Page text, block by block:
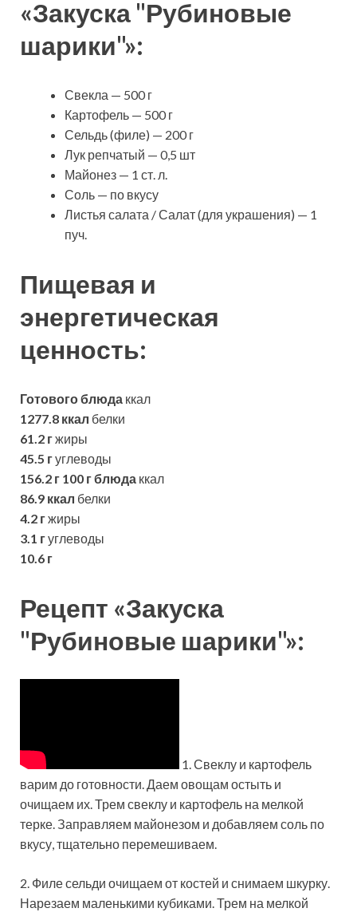
«Закуска "Рубиновые
шарики"»:
Свекла — 500 г
Картофель — 500 г
Сельдь (филе) — 200 г
Лук репчатый — 0,5 шт
Майонез — 1 ст. л.
Соль — по вкусу
Листья салата / Салат (для украшения) — 1
пуч.
Пищевая и
энергетическая
ценность:
Готового блюда ккал
1277.8 ккал белки
61.2 гжиры
45.5 гуглеводы
156.2 г 100 г блюда ккал
86.9 ккал белки
4.2 гжиры
3.1 гуглеводы
10.6 г
Рецепт «Закуска
"Рубиновые шарики"»:
1. Свеклу и картофель
варим до готовности. Даем овощам остыть и
очищаем их. Трем свеклу и картофель на мелкой
терке. Заправляем майонезом и добавляем соль по
вкусу, тщательно перемешиваем.
2. Филе сельди очищаем от костей и снимаем шкурку.
Нарезаем маленькими кубиками. Трем на мелкой